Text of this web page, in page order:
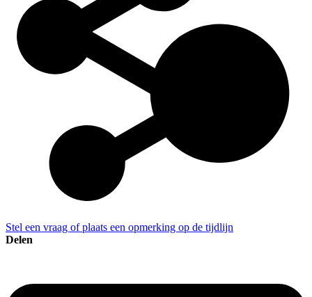
Stel een vraag of plaats een opmerking op de tijdlijn
Delen